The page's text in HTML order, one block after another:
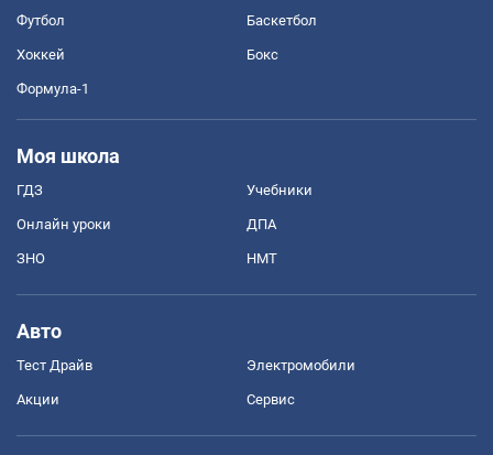
Футбол Баскетбол
Хоккей Бокс
Формула-1
Моя школа
ГДЗ Учебники
Онлайн уроки ДПА
ЗНО НМТ
Авто
Тест Драйв Электромобили
Акции Сервис